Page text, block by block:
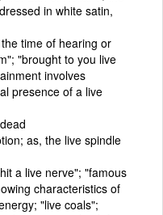
in white satin,
time of hearing or
"brought to you live
involves
presence of a live
as, the live spindle
a live nerve"; "famous
characteristics of
"live coals";